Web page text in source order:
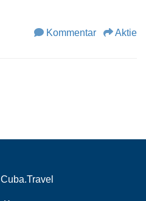
Kommentar Aktie
Cuba.Travel